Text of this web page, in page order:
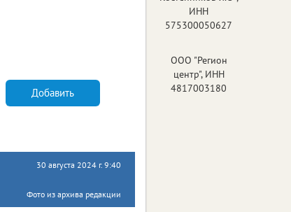
Добавить
30 августа 2024 г. 9:40
Фото из архива редакции
ИНН
575300050627
ООО "Регион
центр", ИНН
4817003180